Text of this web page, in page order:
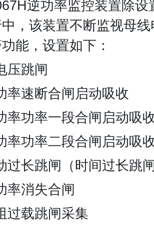
逆功率监控装置除
，该装置不断监视母
能，设置如下：
压跳闸
率速断合闸启动吸收
率功率一段合闸启动吸
率功率二段合闸启动吸
过长跳闸（时间过长跳
率消失合闸
过载跳闸采集